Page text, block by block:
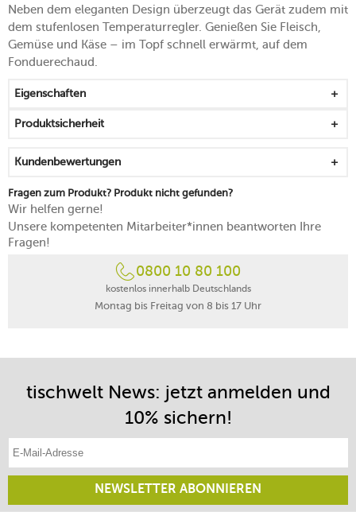
Neben dem eleganten Design überzeugt das Gerät zudem mit
dem stufenlosen Temperaturregler. Genießen Sie Fleisch,
Gemüse und Käse – im Topf schnell erwärmt, auf dem
Fonduerechaud.
Eigenschaften
Produktsicherheit
Kundenbewertungen
Fragen zum Produkt? Produkt nicht gefunden?
Wir helfen gerne!
Unsere kompetenten Mitarbeiter*innen beantworten Ihre
Fragen!
0800 10 80 100
kostenlos innerhalb Deutschlands
Montag bis Freitag von 8 bis 17 Uhr
tischwelt News: jetzt anmelden und
10% sichern!
NEWSLETTER ABONNIEREN